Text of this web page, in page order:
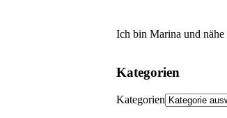
Ich bin Marina und nähe
Kategorien
Kategorien